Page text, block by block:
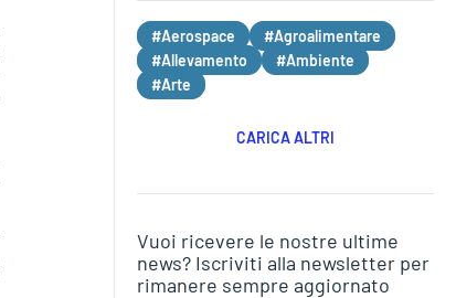
#Aerospace
#Agroalimentare
#Allevamento
#Ambiente
#Arte
CARICA ALTRI
Vuoi ricevere le nostre ultime
news? Iscriviti alla newsletter per
rimanere sempre aggiornato